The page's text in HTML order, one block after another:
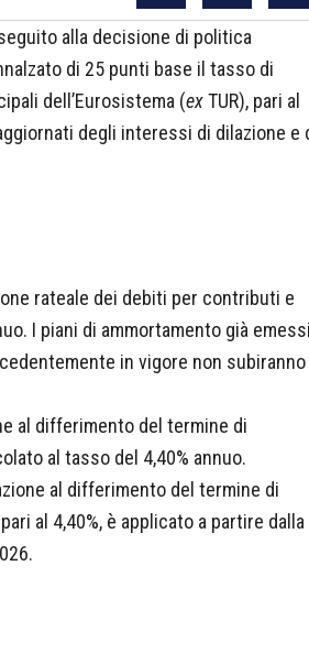
alla decisione di politica
di 25 punti base il tasso di
dell’Eurosistema (exTUR), pari al
degli interessi di dilazione e
rateale dei debiti per contributi e
I piani di ammortamento già
in vigore non subiranno
al differimento del termine di
al tasso del 4,40% annuo.
al differimento del termine di
al 4,40%, è applicato a partire dalla